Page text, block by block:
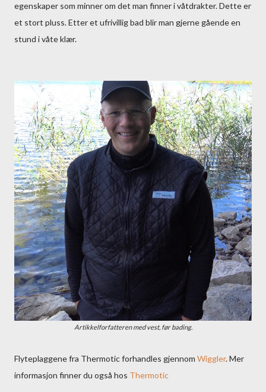
egenskaper som minner om det man finner i våtdrakter. Dette er
et stort pluss. Etter et ufrivillig bad blir man gjerne gående en
stund i våte klær.
Artikkelforfatteren med vest, før bading.
Flyteplaggene fra Thermotic forhandles gjennom Wiggler. Mer
informasjon finner du også hos Thermotic